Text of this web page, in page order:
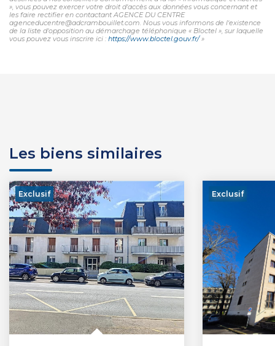
», vous pouvez exercer votre droit d'accès aux données vous concernant et
les faire rectifier en contactant AGENCE DU CENTRE
agenceducentre@adcrambouillet.com. Nous vous informons de l'existence
de la liste d'opposition au démarchage téléphonique « Bloctel », sur laquelle
vous pouvez vous inscrire ici : https://www.bloctel.gouv.fr/»
Les biens similaires
Exclusif Exclusif